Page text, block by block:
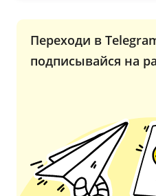
Переходи в
подписывайся на